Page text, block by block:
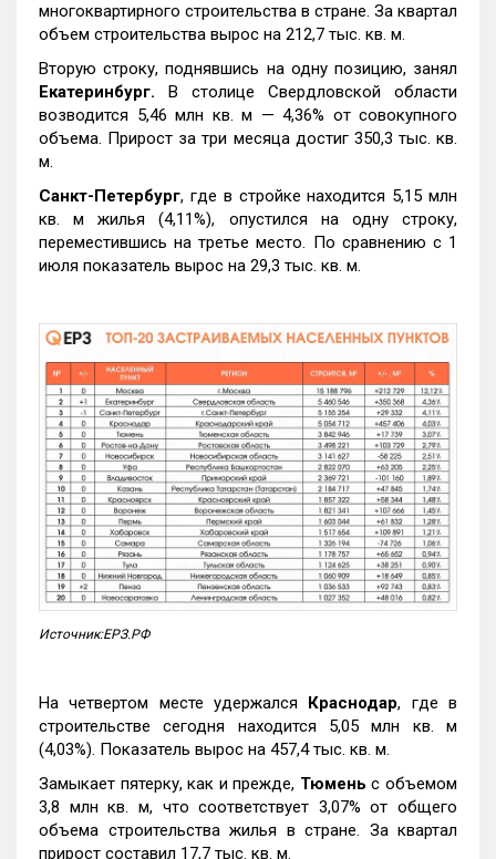
многоквартирного строительства в стране. За квартал
объем строительства вырос на 212,7 тыс. кв. м.
Вторую строку, поднявшись на одну позицию, занял
Екатеринбург. В столице Свердловской области
возводится 5,46 млн кв. м — 4,36% от совокупного
объема. Прирост за три месяца достиг 350,3 тыс. кв.
м.
Санкт-Петербург, где в стройке находится 5,15 млн
кв. м жилья (4,11%), опустился на одну строку,
переместившись на третье место. По сравнению с 1
июля показатель вырос на 29,3 тыс. кв. м.
Источник:ЕРЗ.РФ
На четвертом месте удержался Краснодар, где в
строительстве сегодня находится 5,05 млн кв. м
(4,03%). Показатель вырос на 457,4 тыс. кв. м.
Замыкает пятерку, как и прежде, Тюмень с объемом
3,8 млн кв. м, что соответствует 3,07% от общего
объема строительства жилья в стране. За квартал
прирост составил 17,7 тыс. кв. м.